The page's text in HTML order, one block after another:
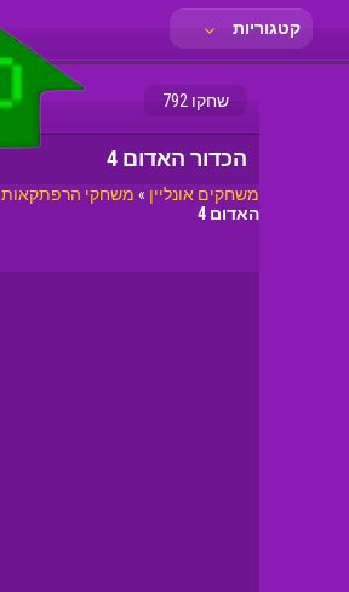
קטגוריות
שחקו 792
הכדור האדום 4
משחקים אונליין » משחקי הרפתקאות
האדום 4